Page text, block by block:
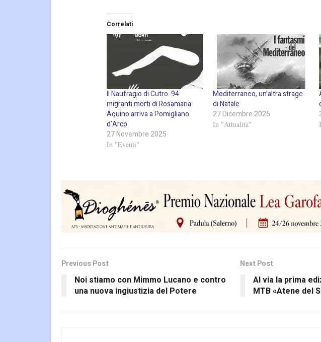
Correlati
Il Naufragio di Cutro. 94
migranti morti di Rosamaria
Aquino arriva a Pomigliano
d’Arco
27 Novembre 2025
In "Eventi"
Mediterraneo, un’altra strage
di Natale
27 Dicembre 2025
In "Attualità"
Previous Post
Noi stiamo con Mimmo Lucano e contro
una nuova ingiustizia del Potere
Next Post
Al via la prima
MTB «Atene del